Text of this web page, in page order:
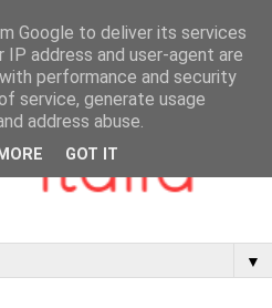
▼
Google to deliver its services
IP address and user-agent are
performance and security
service, generate usage
address abuse.
GOT IT